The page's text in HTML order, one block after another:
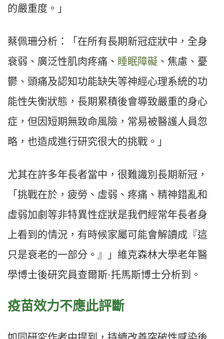
的嚴重度。」
蔡佩珊分析：「在所有長期新冠症狀中，全身
衰弱、廣泛性肌肉疼痛、 睡眠障礙 、焦慮、憂
鬱、頭痛及認知功能缺失等神經心理系統的功
能性失衡狀態，長期累積後會導致嚴重的身心
症，但因短期無致命風險，常易被醫護人員忽
略，也造成進行研究很大的挑戰。」
尤其在許多年長者當中，很難識別長期新冠，
「挑戰在於，疲勞、虛弱、疼痛、精神錯亂和
虛弱加劇等非特異性症狀是我們經常年長者身
上看到的情況，有時候家屬可能會解讀成『這
只是衰老的一部分。』」維克森林大學老年醫
學博士後研究員查爾斯·托馬斯博士分析到。
疫苗效力不應此評斷